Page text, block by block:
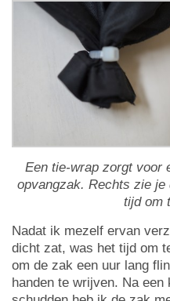
Een tie-wrap zorgt voor
opvangzak. Rechts zie je
tijd om
Nadat ik mezelf ervan
dicht zat, was het tijd om
om de zak een uur lang
handen te wrijven. Na